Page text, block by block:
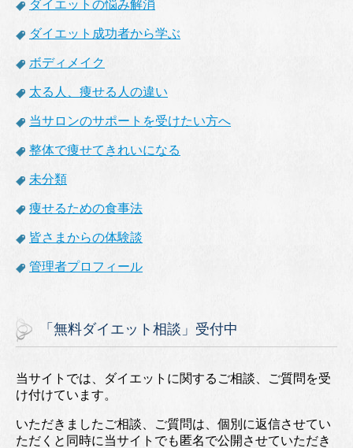
ダイエットの悩み解消
ダイエット成功者から学ぶ
ボディメイク
太る人、痩せる人の違い
当サロンのサポートを受けたい方へ
整体で痩せてきれいになる
未分類
痩せるための食事法
皆さまからの体験談
管理者プロフィール
「無料ダイエット相談」受付中
当サイトでは、ダイエットに関するご相談、ご質問を受
け付けています。
いただきましたご相談、ご質問は、個別に返信させてい
ただくと同時に当サイトでも匿名で公開させていただき